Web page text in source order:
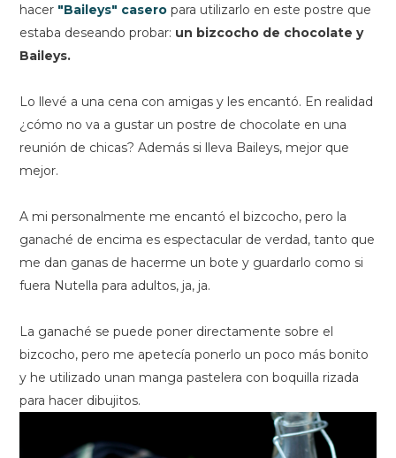
hacer "Baileys" casero para utilizarlo en este postre que
estaba deseando probar: un bizcocho de chocolate y
Baileys.
Lo llevé a una cena con amigas y les encantó. En realidad
¿cómo no va a gustar un postre de chocolate en una
reunión de chicas? Además si lleva Baileys, mejor que
mejor.
A mi personalmente me encantó el bizcocho, pero la
ganaché de encima es espectacular de verdad, tanto que
me dan ganas de hacerme un bote y guardarlo como si
fuera Nutella para adultos, ja, ja.
La ganaché se puede poner directamente sobre el
bizcocho, pero me apetecía ponerlo un poco más bonito
y he utilizado unan manga pastelera con boquilla rizada
para hacer dibujitos.